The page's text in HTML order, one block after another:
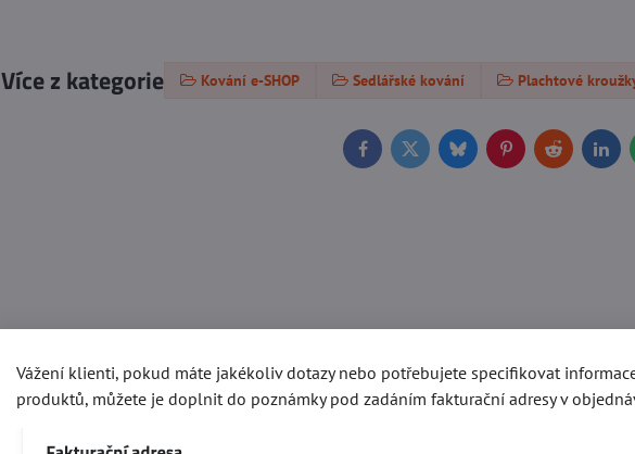
Více z kategorie Kování e-SHOP Sedlářské kování Plachtové
FacebookTwitterBlueskyPinterestReddit
Vážení klienti, pokud máte jakékoliv dotazy nebo potřebujete specifikovat
produktů, můžete je doplnit do poznámky pod zadáním fakturační adresy v